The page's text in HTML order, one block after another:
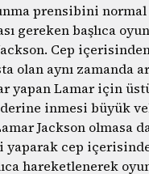
prensibini
gereken başlıca
Cep
olan aynı zamanda
yapan Lamar için
derine inmesi büyük
Jackson olmasa
yaparak cep
hareketlenerek